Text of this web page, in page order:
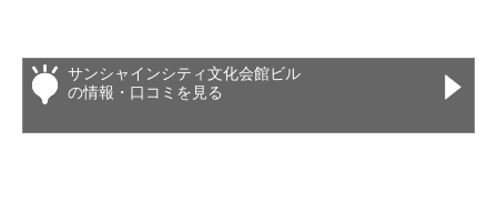
サンシャインシティ文化会館ビル
の情報・口コミを見る